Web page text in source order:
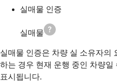
실매물 인증
실매물
실매물 인증은 차량 실 소유자의
하는 경우 현재 운행 중인 차량일
표시됩니다.